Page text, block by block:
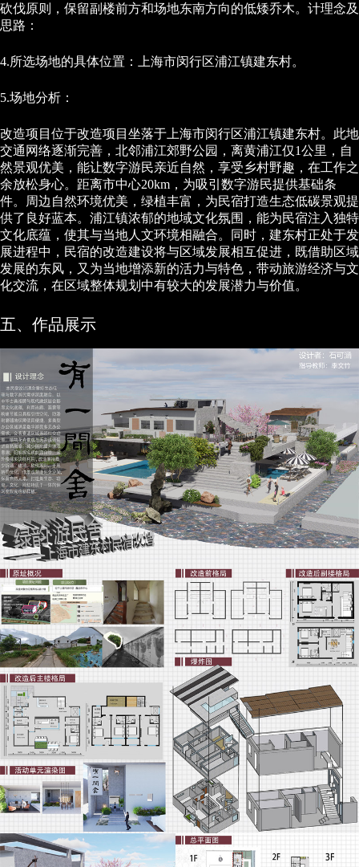
砍伐原则，保留副楼前方和场地东南方向的低矮乔木。计理念及
思路：
4.所选场地的具体位置：上海市闵行区浦江镇建东村。
5.场地分析：
改造项目位于改造项目坐落于上海市闵行区浦江镇建东村。此地
交通网络逐渐完善，北邻浦江郊野公园，离黄浦江仅1公里，自
然景观优美，能让数字游民亲近自然，享受乡村野趣，在工作之
余放松身心。距离市中心20km，为吸引数字游民提供基础条
件。周边自然环境优美，绿植丰富，为民宿打造生态低碳景观提
供了良好蓝本。浦江镇浓郁的地域文化氛围，能为民宿注入独特
文化底蕴，使其与当地人文环境相融合。同时，建东村正处于发
展进程中，民宿的改造建设将与区域发展相互促进，既借助区域
发展的东风，又为当地增添新的活力与特色，带动旅游经济与文
化交流，在区域整体规划中有较大的发展潜力与价值。
五、作品展示